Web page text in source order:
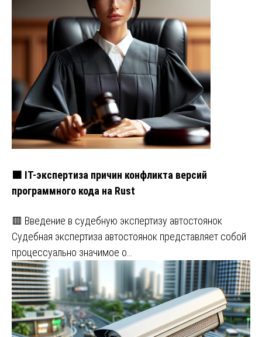
🟧 IT-экспертиза причин конфликта версий
программного кода на Rust
🟥 Введение в судебную экспертизу автостоянок
Судебная экспертиза автостоянок представляет собой
процессуально значимое о…